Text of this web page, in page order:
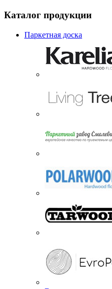
Каталог продукции
Паркетная доска